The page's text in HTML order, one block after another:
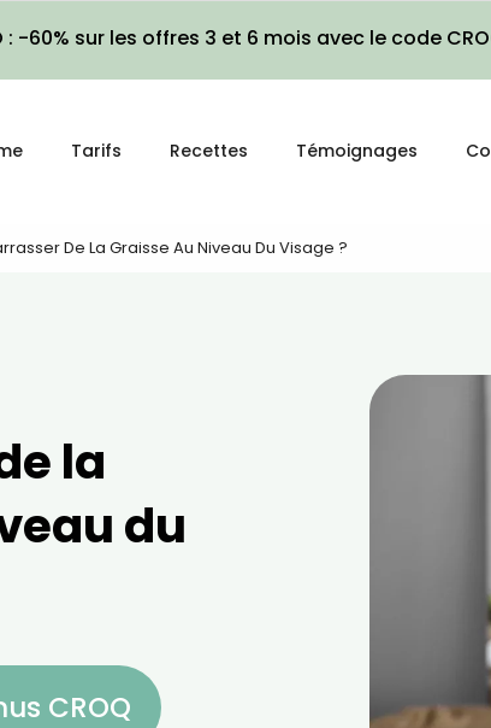
: -60% sur les offres 3 et 6 mois avec le code
Tarifs Recettes Témoignages
De La Graisse Au Niveau Du Visage ?
la
du
CROQ